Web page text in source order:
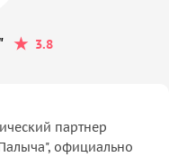
3.8
партнер
официально